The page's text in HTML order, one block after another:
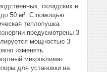
складских и
до 50 м². С помощью
теплопушка
предусмотрены 3
мощностью 3
изменять.
микроклимат.
для установки на